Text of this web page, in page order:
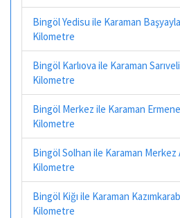
Bingöl Yedisu ile Karaman
Kilometre
Bingöl Karlıova ile Karaman
Kilometre
Bingöl Merkez ile Karaman
Kilometre
Bingöl Solhan ile Karaman Merkez
Kilometre
Bingöl Kiğı ile Karaman
Kilometre